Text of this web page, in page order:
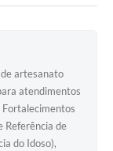
artesanato
atendimentos
Fortalecimentos
Referência de
do Idoso),